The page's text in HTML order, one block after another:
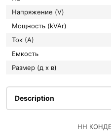
Напряжение (V)
Мощность (kVAr)
Ток (А)
Емкость
Размер (д х в)
Description
НН